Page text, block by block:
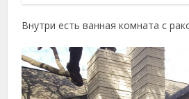
Внутри есть ванная комната с